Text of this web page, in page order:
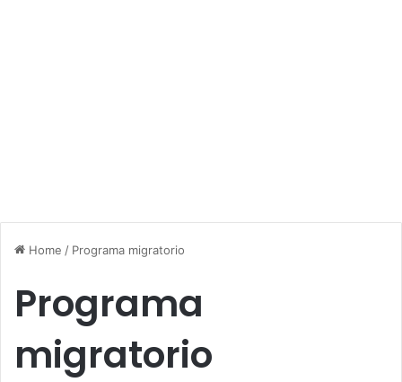
Home / Programa migratorio
Programa
migratorio